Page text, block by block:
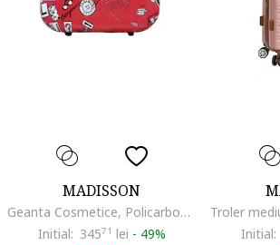
MADISSON
Geanta Cosmetice, Policarbonat, SW86820-G - BC, Rosu
Initial: 34571 lei - 49%
Initial: